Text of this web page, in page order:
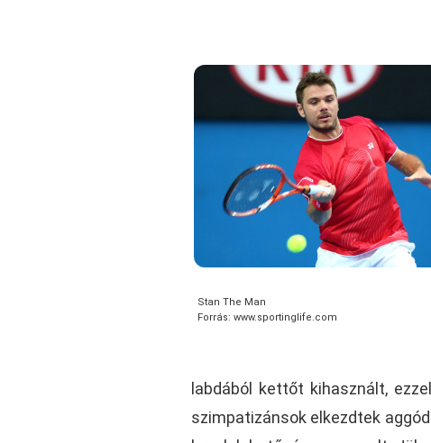
Stan The Man
Forrás: www.sportinglife.com
labdából kettőt kihasznált,
szimpatizánsok elkezdtek